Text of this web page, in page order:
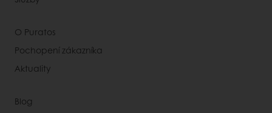
O Puratos
Pochopení zákazníka
Aktuality
Blog